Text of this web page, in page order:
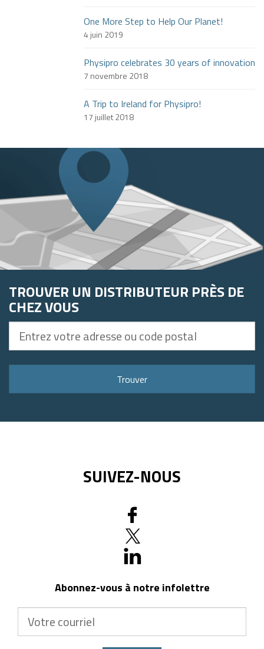
One More Step to Help Our Planet!
4 juin 2019
Physipro celebrates 30 years of innovation
7 novembre 2018
A Trip to Ireland for Physipro!
17 juillet 2018
TROUVER UN DISTRIBUTEUR PRÈS DE
CHEZ VOUS
votre
Trouver
SUIVEZ-NOUS
Abonnez-vous à notre infolettre